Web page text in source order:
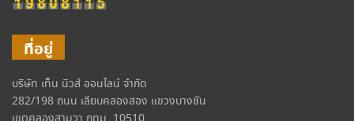
ที่อยู่
บริษัท เท็น นิวส์ ออนไลน์ จำกัด
282/198 ถนน เลียบคลองสอง แขวงบางชัน